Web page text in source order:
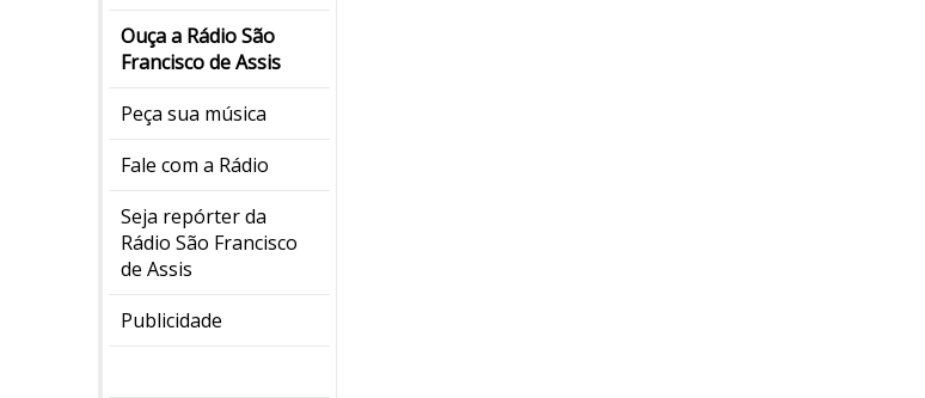
Ouça a Rádio São
Francisco de Assis
Peça sua música
Fale com a Rádio
Seja repórter da
Rádio São Francisco
de Assis
Publicidade